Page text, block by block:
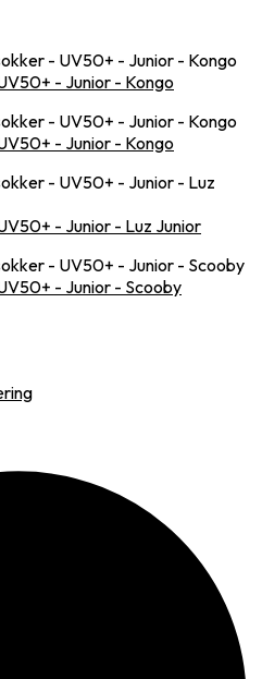
- Junior - Kongo
- Junior - Kongo
- Junior - Luz Junior
- Junior - Scooby